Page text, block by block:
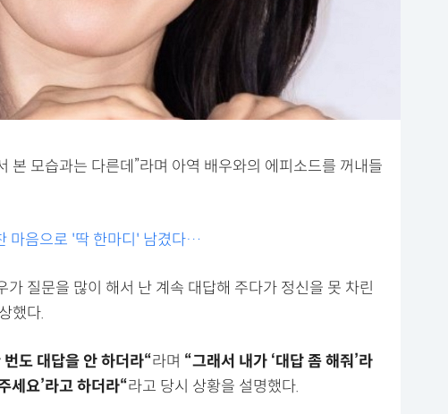
본 모습과는 다른데”라며 아역 배우와의 에피소드를 꺼내들
마음으로 '딱 한마디' 남겼다…
가 질문을 많이 해서 난 계속 대답해 주다가 정신을 못 차린
했다.
도 대답을 안 하더라“라며 “그래서 내가 ‘대답 좀 해줘’라
세요’라고 하더라“라고 당시 상황을 설명했다.